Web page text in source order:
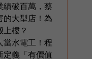
績破百萬，蔡
的大型店！為
樓？
當水電工！程
定義「有價值